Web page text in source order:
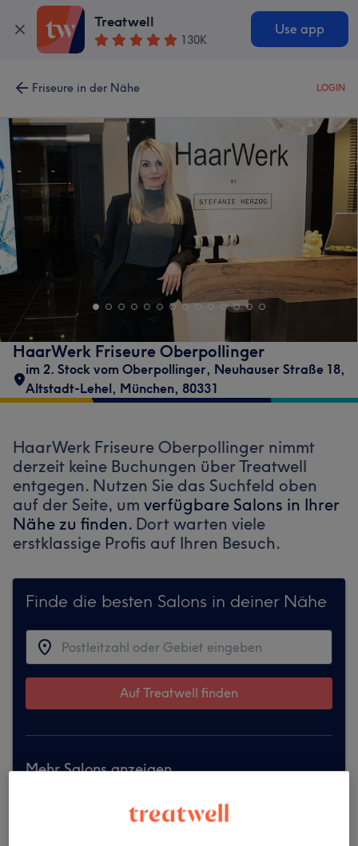
Treatwell
130K
Use app
Friseure in der Nähe LOGIN
HaarWerk Friseure Oberpollinger
im 2. Stock vom Oberpollinger, Neuhauser Straße 18,
Altstadt-Lehel, München, 80331
HaarWerk Friseure Oberpollinger nimmt
derzeit keine Buchungen über Treatwell
entgegen. Nutzen Sie das Suchfeld oben
auf der Seite, um verfügbare Salons in Ihrer
Nähe zu finden. Dort warten viele
erstklassige Profis auf Ihren Besuch.
Finde die besten Salons in deiner Nähe
Auf Treatwell finden
Mehr Salons anzeigen